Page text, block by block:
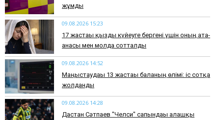
жұмды
09.08.2026 15:23
17 жастағы қызды күйеуге бергені үшін оның ата-
анасы мен молда сотталды
09.08.2026 14:52
Маңғыстаудағы 13 жастағы баланың өлімі: іс сотқа
жолданды
09.08.2026 14:28
Дастан Сәтпаев "Челси" сапындағы алғашқы